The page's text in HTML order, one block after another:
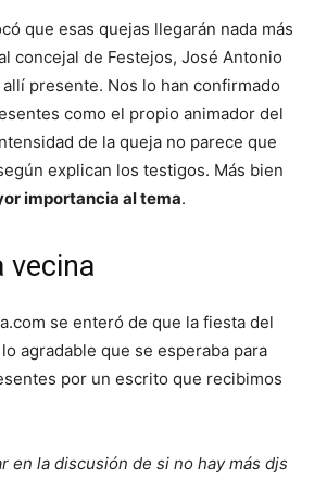
que esas quejas llegarán nada más
concejal de Festejos, José Antonio
presente. Nos lo han confirmado
como el propio animador del
de la queja no parece que
explican los testigos. Más bien
importancia al tema.
vecina
se enteró de que la fiesta del
agradable que se esperaba para
por un escrito que recibimos
en la discusión de si no hay más djs